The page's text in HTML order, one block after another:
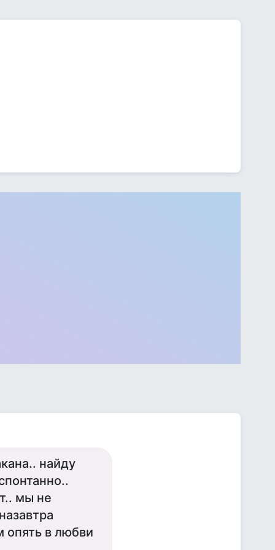
найду
мы не
опять в любви